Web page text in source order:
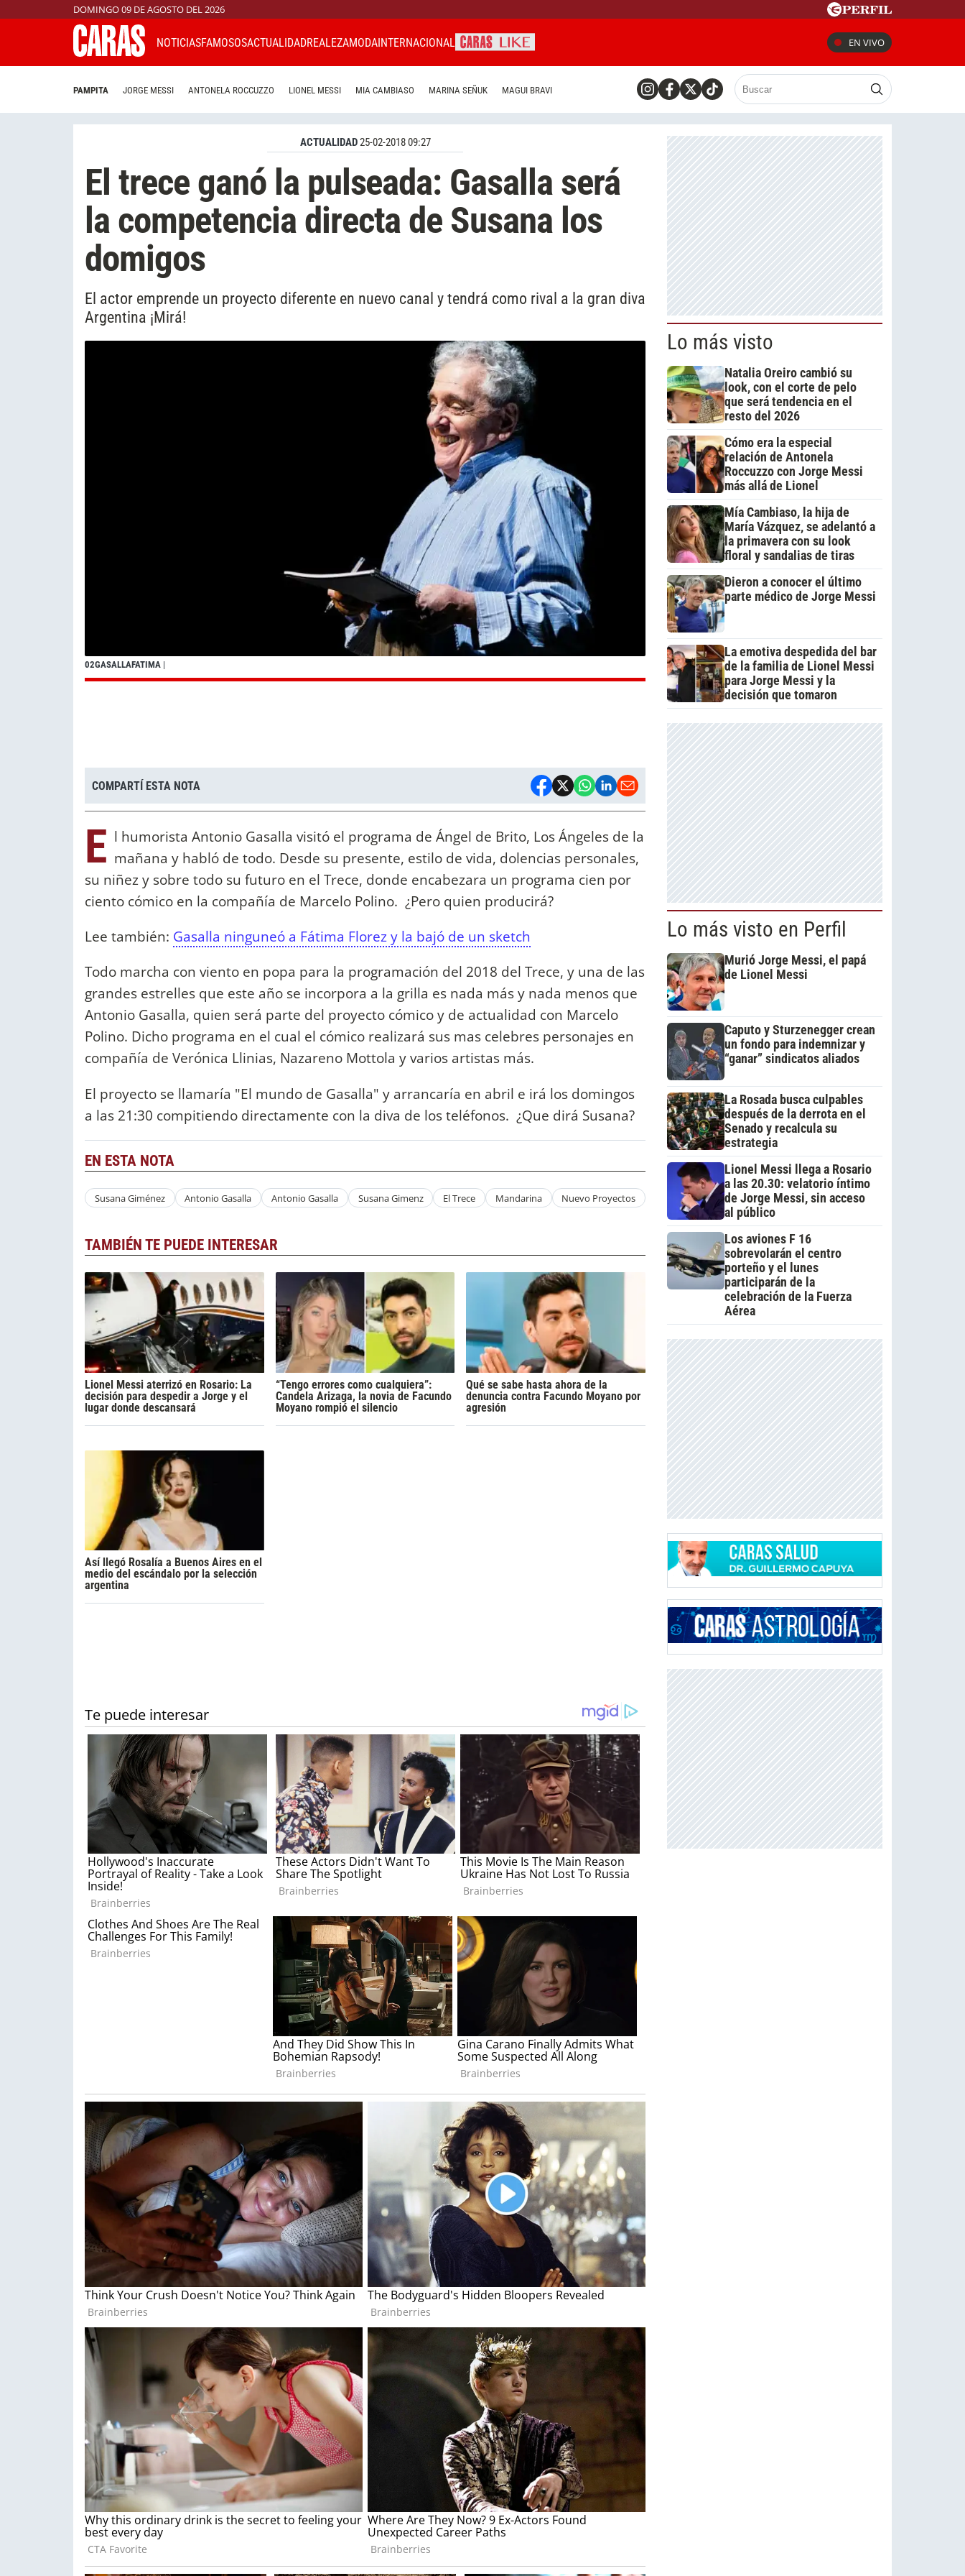
DOMINGO 09 DE AGOSTO DEL 2026
NOTICIASFAMOSOSACTUALIDADREALEZAMODAINTERNACIONAL EN VIVO
PAMPITA JORGE MESSI ANTONELA ROCCUZZO LIONEL MESSI MIA CAMBIASO MARINA SEÑUK MAGUI BRAVI
ACTUALIDAD25-02-2018 09:27
El trece ganó la pulseada: Gasalla será
la competencia directa de Susana los
domigos
El actor emprende un proyecto diferente en nuevo canal y tendrá como rival a la gran diva
Argentina ¡Mirá!
02GASALLAFATIMA |
COMPARTÍ ESTA NOTA
E l humorista Antonio Gasalla visitó el programa de Ángel de Brito, Los Ángeles de la
mañana y habló de todo. Desde su presente, estilo de vida, dolencias personales,
su niñez y sobre todo su futuro en el Trece, donde encabezara un programa cien por
ciento cómico en la compañía de Marcelo Polino. ¿Pero quien producirá?
Lee también: Gasalla ninguneó a Fátima Florez y la bajó de un sketch
Todo marcha con viento en popa para la programación del 2018 del Trece, y una de las
grandes estrelles que este año se incorpora a la grilla es nada más y nada menos que
Antonio Gasalla, quien será parte del proyecto cómico y de actualidad con Marcelo
Polino. Dicho programa en el cual el cómico realizará sus mas celebres personajes en
compañía de Verónica Llinias, Nazareno Mottola y varios artistas más.
El proyecto se llamaría "El mundo de Gasalla" y arrancaría en abril e irá los domingos
a las 21:30 compitiendo directamente con la diva de los teléfonos. ¿Que dirá Susana?
EN ESTA NOTA
Susana Giménez Antonio Gasalla Antonio Gasalla Susana Gimenz El Trece Mandarina Nuevo Proyectos
TAMBIÉN TE PUEDE INTERESAR
Lionel Messi aterrizó en Rosario: La
decisión para despedir a Jorge y el
lugar donde descansará
“Tengo errores como cualquiera”:
Candela Arizaga, la novia de Facundo
Moyano rompió el silencio
Qué se sabe hasta ahora de la
denuncia contra Facundo Moyano por
agresión
Así llegó Rosalía a Buenos Aires en el
medio del escándalo por la selección
argentina
Lo más visto
Natalia Oreiro cambió su
look, con el corte de pelo
que será tendencia en el
resto del 2026
Cómo era la especial
relación de Antonela
Roccuzzo con Jorge Messi
más allá de Lionel
Mía Cambiaso, la hija de
María Vázquez, se adelantó a
la primavera con su look
floral y sandalias de tiras
Dieron a conocer el último
parte médico de Jorge Messi
La emotiva despedida del bar
de la familia de Lionel Messi
para Jorge Messi y la
decisión que tomaron
Lo más visto en Perfil
Murió Jorge Messi, el papá
de Lionel Messi
Caputo y Sturzenegger crean
un fondo para indemnizar y
“ganar” sindicatos aliados
La Rosada busca culpables
después de la derrota en el
Senado y recalcula su
estrategia
Lionel Messi llega a Rosario
a las 20.30: velatorio íntimo
de Jorge Messi, sin acceso
al público
Los aviones F 16
sobrevolarán el centro
porteño y el lunes
participarán de la
celebración de la Fuerza
Aérea